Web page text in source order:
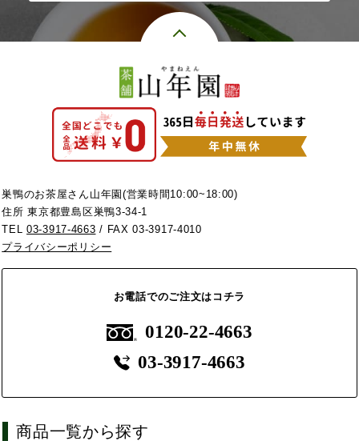
巣鴨のお茶屋さん山年園(営業時間10:00~18:00)
住所 東京都豊島区巣鴨3-34-1
TEL03-3917-4663 / FAX 03-3917-4010
プライバシーポリシー
お電話でのご注文はコチラ
0120-22-4663
03-3917-4663
商品一覧から探す